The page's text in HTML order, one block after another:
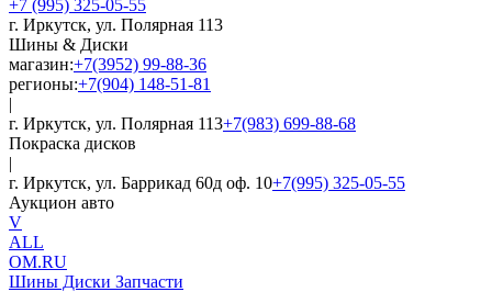
+7 (995) 325-05-55
г. Иркутск, ул. Полярная 113
Шины & Диски
магазин:+7(3952) 99-88-36
регионы:+7(904) 148-51-81
|
г. Иркутск, ул. Полярная 113+7(983) 699-88-68
Покраска дисков
|
г. Иркутск, ул. Баррикад 60д оф. 10+7(995) 325-05-55
Аукцион авто
V
ALL
OM.RU
Шины Диски Запчасти